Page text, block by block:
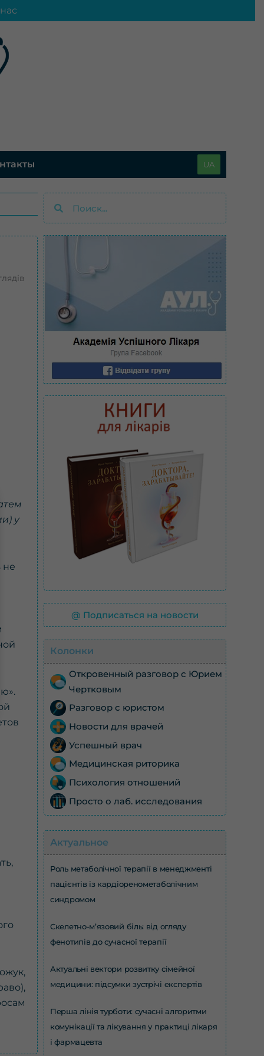
UA
у
не
Поиск
@ Подписаться на новости
Колонки
Откровенный разговор с Юрием
Чертковым
Разговор с юристом
Новости для врачей
Успешный врач
Медицинская риторика
Психология отношений
Просто о лаб. исследования
Актуальное
Роль метаболічної терапії в менеджменті
пацієнтів із кардіоренометаболічним
синдромом
Скелетно-м’язовий біль: від огляду
фенотипів до сучасної терапії
Актуальні вектори розвитку сімейної
медицини: підсумки зустрічі експертів
Перша лінія турботи: сучасні алгоритми
комунікації та лікування у практиці лікаря
і фармацевта